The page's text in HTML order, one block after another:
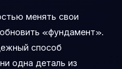
менять свои
«фундамент».
способ
одна деталь из